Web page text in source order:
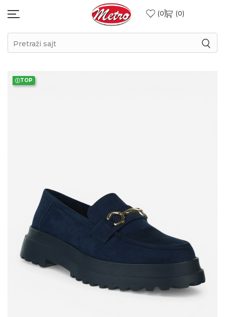
0 0
Pretraži sajt
TOP